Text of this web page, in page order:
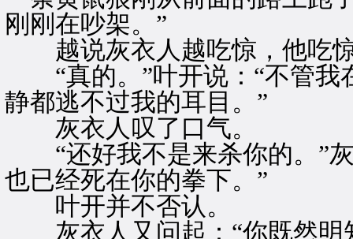
刚刚在吵架。”
越说灰衣人越吃惊，他吃惊
“真的。”叶开说：“不管我
静都逃不过我的耳目。”
灰衣人叹了口气。
“还好我不是来杀你的。”灰
也已经死在你的拳下。”
叶开并不否认。
灰衣人又问起：“你既然明